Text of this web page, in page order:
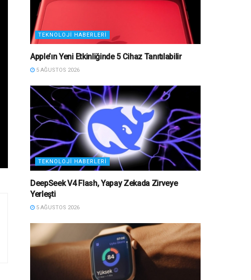
TEKNOLOJI HABERLERI
Apple’ın Yeni Etkinliğinde 5 Cihaz Tanıtılabilir
5 AĞUSTOS 2026
TEKNOLOJI HABERLERI
DeepSeek V4 Flash, Yapay Zekada Zirveye
Yerleşti
5 AĞUSTOS 2026